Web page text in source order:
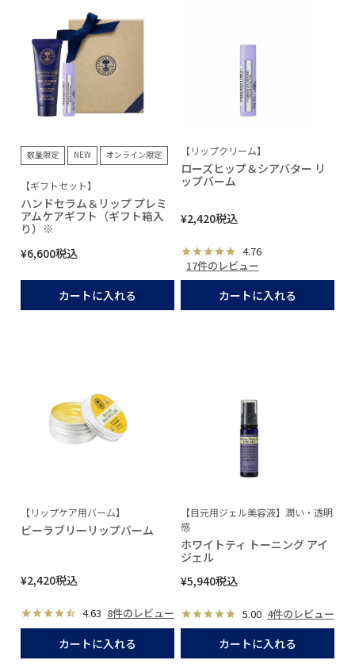
数量限定 NEW オンライン限定
【ギフトセット】
ハンドセラム＆リップ プレミ
アムケアギフト（ギフト箱入
り）※
¥6,600税込
カートに入れる
【リップクリーム】
ローズヒップ＆シアバター リ
ップバーム
¥2,420税込
4.76
17件のレビュー
カートに入れる
【リップケア用バーム】
ビーラブリーリップバーム
¥2,420税込
4.63 8件のレビュー
カートに入れる
【目元用ジェル美容液】潤い・透明
感
ホワイトティ トーニング アイ
ジェル
¥5,940税込
5.00 4件のレビュー
カートに入れる